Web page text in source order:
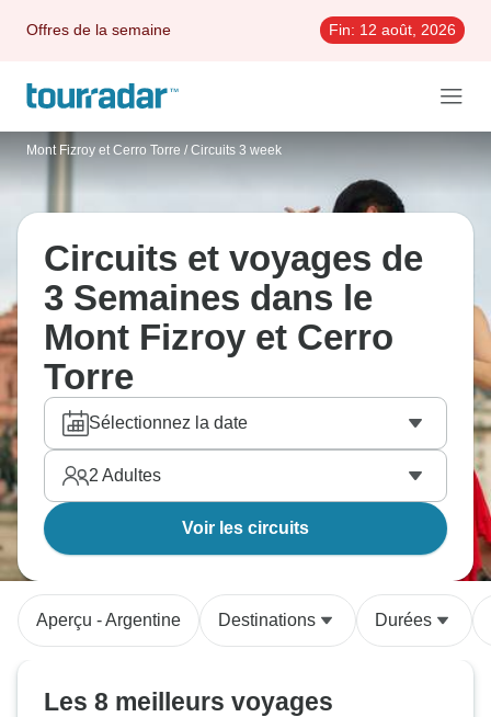
Offres de la semaine Fin: 12 août, 2026
Mont Fizroy et Cerro Torre / Circuits 3 week
Circuits et voyages de
3 Semaines dans le
Mont Fizroy et Cerro
Torre
Sélectionnez la date
2 Adultes
Voir les circuits
Aperçu - Argentine Destinations Durées
Les 8 meilleurs voyages